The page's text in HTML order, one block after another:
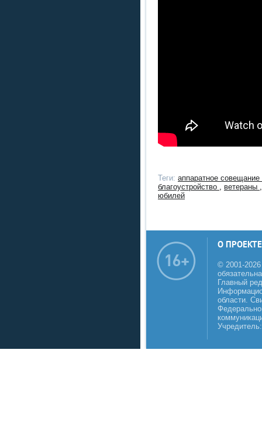
Теги: аппаратное совещание
благоустройство , ветераны
юбилей
О ПРОЕКТЕ
© 2001-
Главный
области.